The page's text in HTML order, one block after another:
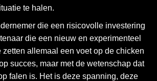
te halen.
die een risicovolle investering
die een nieuw en experimenteel
zetten allemaal een voet op de chicken
succes, maar met de wetenschap dat
falen is. Het is deze spanning, deze